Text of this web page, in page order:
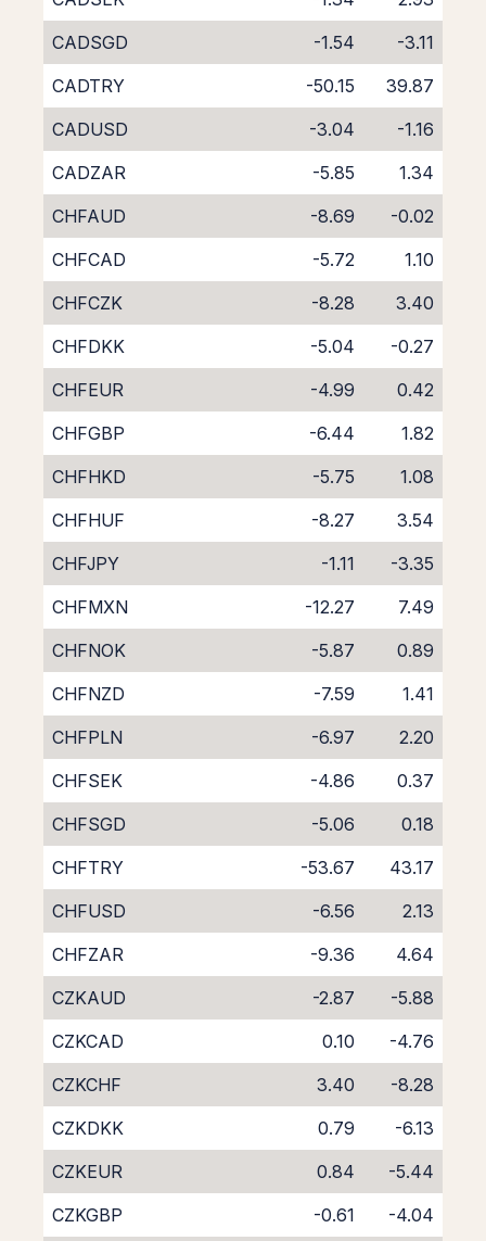
CADSGD
-1.54
-3.11
CADTRY
-50.15
39.87
CADUSD
-3.04
-1.16
CADZAR
-5.85
1.34
CHFAUD
-8.69
-0.02
CHFCAD
-5.72
1.10
CHFCZK
-8.28
3.40
CHFDKK
-5.04
-0.27
CHFEUR
-4.99
0.42
CHFGBP
-6.44
1.82
CHFHKD
-5.75
1.08
CHFHUF
-8.27
3.54
CHFJPY
-1.11
-3.35
CHFMXN
-12.27
7.49
CHFNOK
-5.87
0.89
CHFNZD
-7.59
1.41
CHFPLN
-6.97
2.20
CHFSEK
-4.86
0.37
CHFSGD
-5.06
0.18
CHFTRY
-53.67
43.17
CHFUSD
-6.56
2.13
CHFZAR
-9.36
4.64
CZKAUD
-2.87
-5.88
CZKCAD
0.10
-4.76
CZKCHF
3.40
-8.28
CZKDKK
0.79
-6.13
CZKEUR
0.84
-5.44
CZKGBP
-0.61 -4.04